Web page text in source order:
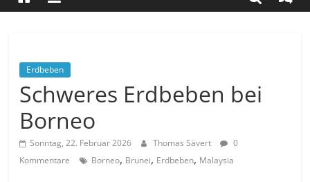
Erdbeben
Schweres Erdbeben bei
Borneo
Sonntag, 22. Februar 2026 Thomas Sävert
0
Kommentare
Borneo, Brunei, Erdbeben, Malaysia